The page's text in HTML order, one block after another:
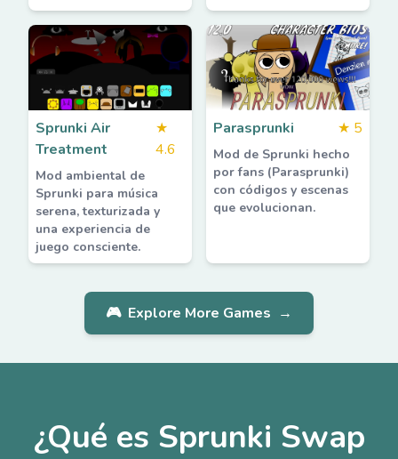
Sprunki Air
Treatment
★
4.6
Mod ambiental de
Sprunki para música
serena, texturizada y
una experiencia de
juego consciente.
Parasprunki ★ 5
Mod de Sprunki hecho
por fans (Parasprunki)
con códigos y escenas
que evolucionan.
🎮 Explore More Games →
¿Qué es Sprunki Swap